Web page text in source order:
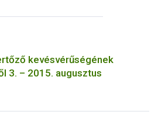
kevésvérűségének
3. – 2015. augusztus